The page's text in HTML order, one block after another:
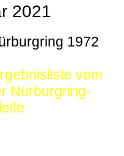
2021
1972
vom
Nürburgring-